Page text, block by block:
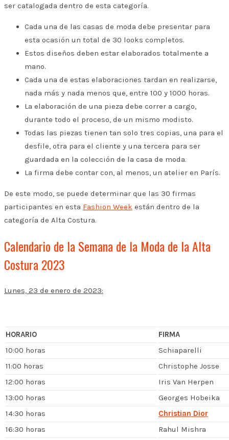
ser catalogada dentro de esta categoría.
Cada una de las casas de moda debe presentar para
esta ocasión un total de 30 looks completos.
Estos diseños deben estar elaborados totalmente a
mano.
Cada una de estas elaboraciones tardan en realizarse,
nada más y nada menos que, entre 100 y 1000 horas.
La elaboración de una pieza debe correr a cargo,
durante todo el proceso, de un mismo modisto.
Todas las piezas tienen tan solo tres copias, una para el
desfile, otra para el cliente y una tercera para ser
guardada en la colección de la casa de moda.
La firma debe contar con, al menos, un atelier en París.
De este modo, se puede determinar que las 30 firmas
participantes en esta Fashion Week están dentro de la
categoría de Alta Costura.
Calendario de la Semana de la Moda de la Alta
Costura 2023
Lunes, 23 de enero de 2023:
HORARIO
FIRMA
10:00 horas
Schiaparelli
11:00 horas
Christophe Josse
12:00 horas
Iris Van Herpen
13:00 horas
Georges Hobeika
14:30 horas
Christian Dior
16:30 horas
Rahul Mishra